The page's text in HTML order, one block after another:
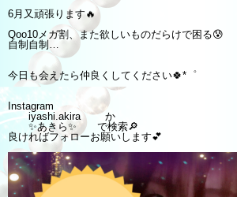
6月又頑張ります🔥
Qoo10メガ割、また欲しいものだらけで困る😰
自制自制…
今日も会えたら仲良くしてください🍀*゜
Instagram
iyashi.akira か
✨あきら✨ で検索🔎
良ければフォローお願いします💕